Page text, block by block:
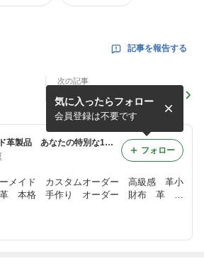
記事を報告する
次の記事
4/27、28に中央公園で開催さ
れる天テレ博に出店させて頂
きます！*本日のKYTのne...
オーダーメイド革製品 あなたの特別な1点をおつくりします! | 皮革工房 凜
メイド カスタムオーダー 高級感 革小
革 本格 手作り オーダー 財布 革
なたのデザインを形に
気に入ったらフォロー
会員登録は不要です
フォロー